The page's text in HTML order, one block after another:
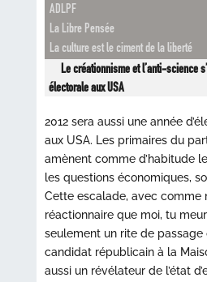
ADLPF
La Libre Pensée
La culture est le ciment de la liberté
Le créationnisme et l’anti-science
électorale aux USA
2012 sera aussi une année
aux USA. Les primaires du
amènent comme d’habitude
les questions économiques,
Cette escalade, avec comme
réactionnaire que moi, tu
seulement un rite de
candidat républicain à la
aussi un révélateur de l’état